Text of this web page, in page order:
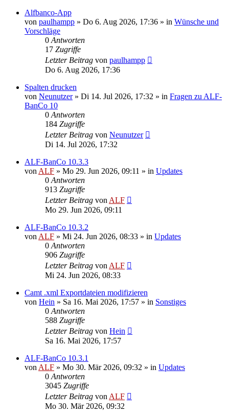
Alfbanco-App
von paulhampp » Do 6. Aug 2026, 17:36 » in Wünsche und
Vorschläge
0 Antworten
17 Zugriffe
Letzter Beitrag von paulhampp
Do 6. Aug 2026, 17:36
Spalten drucken
von Neunutzer» Di 14. Jul 2026, 17:32 » in Fragen zu ALF-
BanCo 10
0 Antworten
184 Zugriffe
Letzter Beitrag von Neunutzer
Di 14. Jul 2026, 17:32
ALF-BanCo 10.3.3
von ALF » Mo 29. Jun 2026, 09:11 » in Updates
0 Antworten
913 Zugriffe
Letzter Beitrag von ALF
Mo 29. Jun 2026, 09:11
ALF-BanCo 10.3.2
von ALF » Mi 24. Jun 2026, 08:33 » in Updates
0 Antworten
906 Zugriffe
Letzter Beitrag von ALF
Mi 24. Jun 2026, 08:33
Camt .xml Exportdateien modifizieren
von Hein » Sa 16. Mai 2026, 17:57 » in Sonstiges
0 Antworten
588 Zugriffe
Letzter Beitrag von Hein
Sa 16. Mai 2026, 17:57
ALF-BanCo 10.3.1
von ALF » Mo 30. Mär 2026, 09:32 » in Updates
0 Antworten
3045 Zugriffe
Letzter Beitrag von ALF
Mo 30. Mär 2026, 09:32